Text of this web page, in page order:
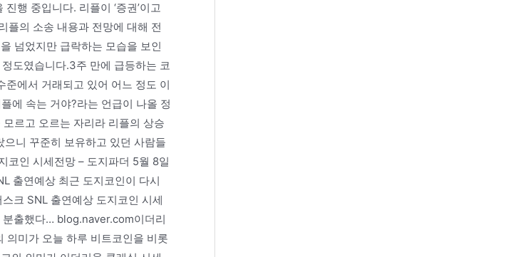
행 중입니다. 리플이 ‘증권’이고
플의 소송 내용과 전망에 대해 전
넘었지만 급락하는 모습을 보인
도였습니다.3주 만에 급등하는 코
에서 거래되고 있어 어느 정도 이
에 속는 거야?라는 언급이 나올 정
르고 오르는 자리라 리플의 상승
니 꾸준히 보유하고 있던 사람들
코인 시세전망 – 도지파더 5월 8일
출연예상 최근 도지코인이 다시
크 SNL 출연예상 도지코인 시세
분출했다… blog.naver.com이더리
의미가 오늘 하루 비트코인을 비롯